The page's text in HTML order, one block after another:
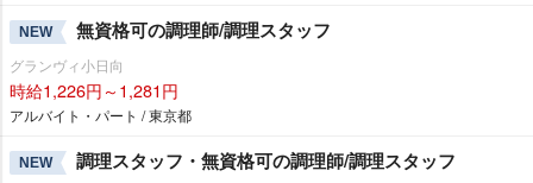
NEW 無資格可の調理師/調理スタッフ
グランヴィ小日向
時給1,226円～1,281円
アルバイト・パート / 東京都
NEW 調理スタッフ・無資格可の調理師/調理スタッフ